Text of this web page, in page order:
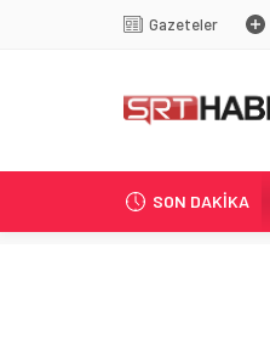
Gazeteler
SON DAKİKA